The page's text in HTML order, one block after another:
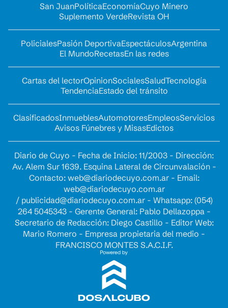
San JuanPolíticaEconomíaCuyo Minero
Suplemento VerdeRevista OH
PolicialesPasión DeportivaEspectáculosArgentina
El MundoRecetasEn las redes
Cartas del lectorOpinionSocialesSaludTecnología
TendenciaEstado del tránsito
ClasificadosInmueblesAutomotoresEmpleosServicios
Avisos Fúnebres y MisasEdictos
Diario de Cuyo - Fecha de Inicio: 11/2003 - Dirección:
Av. Alem Sur 1639. Esquina Lateral de Circunvalación -
Contacto: web@diariodecuyo.com.ar- Email:
web@diariodecuyo.com.ar
/ publicidad@diariodecuyo.com.ar- Whatsapp: (054)
264 5045343 - Gerente General: Pablo Dellazoppa -
Secretario de Redacción: Diego Castillo - Editor Web:
Mario Romero - Empresa propietaria del medio -
FRANCISCO MONTES S.A.C.I.F.